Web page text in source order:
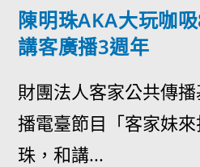
陳明珠AKA大玩咖
講客廣播3週年
財團法人客家公共傳
播電臺節目「客家妹
珠，和講...